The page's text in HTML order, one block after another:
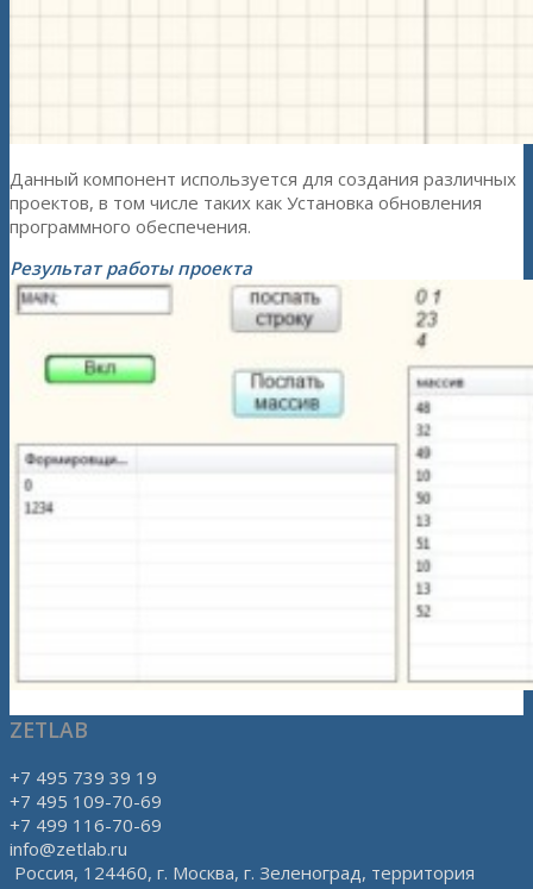
Данный компонент используется для создания различных
проектов, в том числе таких как Установка обновления
программного обеспечения.
Результат работы проекта
ZETLAB
+7 495 739 39 19
+7 495 109-70-69
+7 499 116-70-69
info@zetlab.ru
Россия, 124460, г. Москва, г. Зеленоград, территория